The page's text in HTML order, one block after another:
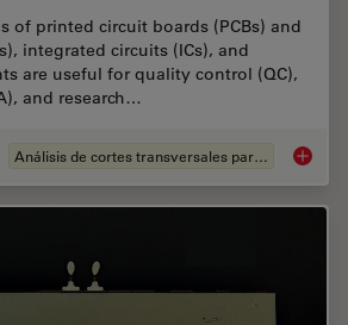
of printed circuit boards (PCBs) and
integrated circuits (ICs), and
are useful for quality control (QC),
and research…
Análisis de cortes transversales para la microelectrónica Quality